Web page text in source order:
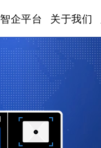
智企平台 关于我们